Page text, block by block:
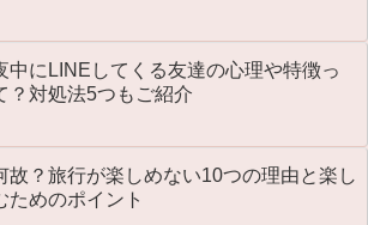
中にLINEしてくる友達の心理や特徴っ
？対処法5つもご紹介
故？旅行が楽しめない10つの理由と楽し
ためのポイント